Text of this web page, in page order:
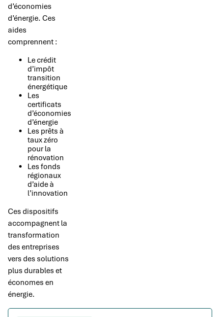
d’économies
d’énergie. Ces
aides
comprennent :
Le crédit
d’impôt
transition
énergétique
Les
certificats
d’économies
d’énergie
Les prêts à
taux zéro
pour la
rénovation
Les fonds
régionaux
d’aide à
l’innovation
Ces dispositifs
accompagnent la
transformation
des entreprises
vers des solutions
plus durables et
économes en
énergie.